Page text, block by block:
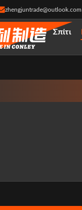
zhengjuntrade@outlook.com
Σπίτι